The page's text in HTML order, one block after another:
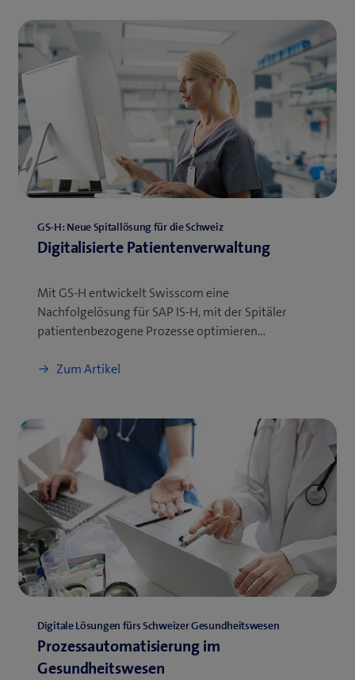
GS-H: Neue Spitallösung für die Schweiz
Digitalisierte Patientenverwaltung
Mit GS-H entwickelt Swisscom eine
Nachfolgelösung für SAP IS-H, mit der Spitäler
patientenbezogene Prozesse optimieren…
Zum Artikel
Digitale Lösungen fürs Schweizer Gesundheitswesen
Prozessautomatisierung im
Gesundheitswesen